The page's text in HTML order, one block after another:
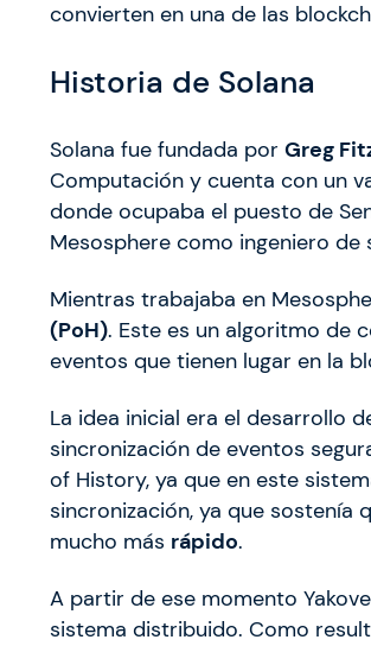
convierten en una de las
Historia de Solana
Solana fue fundada por Greg
Computación y cuenta con un
donde ocupaba el puesto de
Mesosphere como ingeniero de
Mientras trabajaba en
(PoH). Este es un algoritmo de
eventos que tienen lugar en la
La idea inicial era el desarrollo
sincronización de eventos
of History, ya que en este
sincronización, ya que sostenía
mucho más rápido.
A partir de ese momento
sistema distribuido. Como